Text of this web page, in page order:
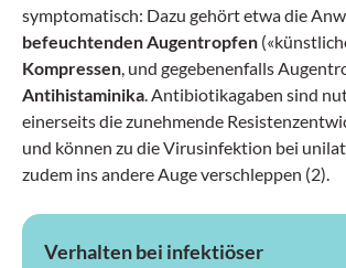
symptomatisch: Dazu gehört etwa die
befeuchtenden Augentropfen
Kompressen , und gegebenenfalls
Antihistaminika . Antibiotikagaben sind
einerseits die zunehmende
und können zu die Virusinfektion bei
zudem ins andere Auge verschleppen (2).
Verhalten bei infektiöser